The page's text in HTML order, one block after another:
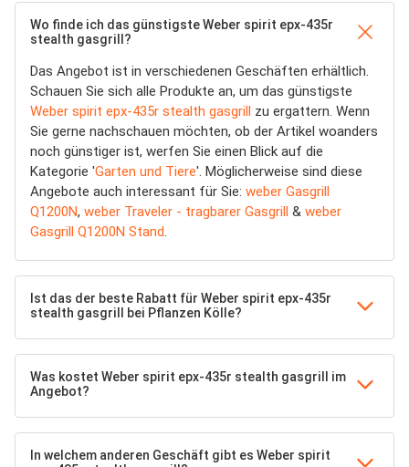
Wo finde ich das günstigste Weber spirit epx-435r
stealth gasgrill?
Das Angebot ist in verschiedenen Geschäften erhältlich.
Schauen Sie sich alle Produkte an, um das günstigste
Weber spirit epx-435r stealth gasgrill zu ergattern. Wenn
Sie gerne nachschauen möchten, ob der Artikel woanders
noch günstiger ist, werfen Sie einen Blick auf die
Kategorie 'Garten und Tiere'. Möglicherweise sind diese
Angebote auch interessant für Sie: weber Gasgrill
Q1200N, weber Traveler - tragbarer Gasgrill & weber
Gasgrill Q1200N Stand.
Ist das der beste Rabatt für Weber spirit epx-435r
stealth gasgrill bei Pflanzen Kölle?
Was kostet Weber spirit epx-435r stealth gasgrill im
Angebot?
In welchem anderen Geschäft gibt es Weber spirit